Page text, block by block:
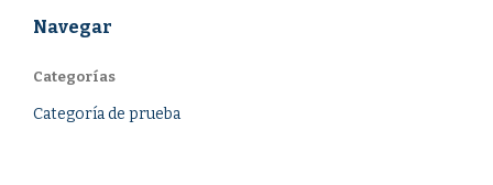
Navegar
Categorías
Categoría de prueba